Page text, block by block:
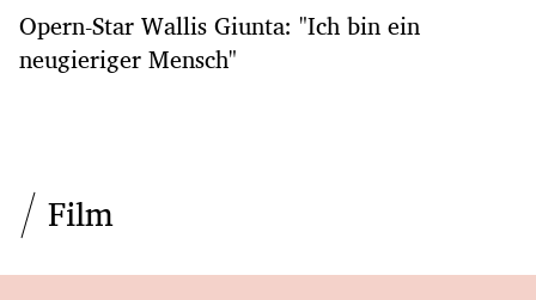
Opern-Star Wallis Giunta: "Ich bin ein
neugieriger Mensch"
Film